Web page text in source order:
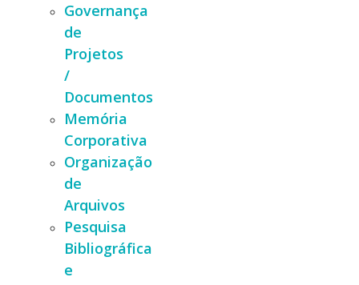
Governança
de
Projetos
/
Documentos
Memória
Corporativa
Organização
de
Arquivos
Pesquisa
Bibliográfica
e